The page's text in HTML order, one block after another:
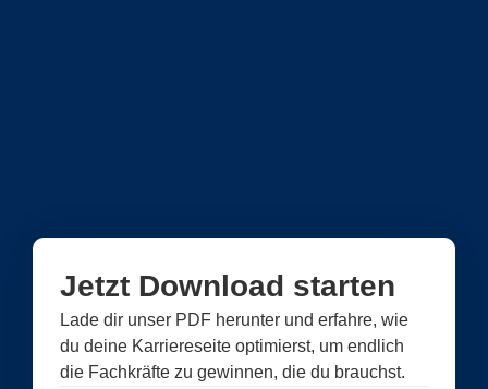
Jetzt Download starten
Lade dir unser PDF herunter und erfahre, wie
du deine Karriereseite optimierst, um endlich
die Fachkräfte zu gewinnen, die du brauchst.